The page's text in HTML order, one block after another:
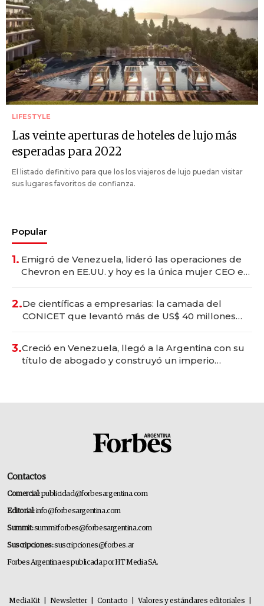
LIFESTYLE
Las veinte aperturas de hoteles de lujo más
esperadas para 2022
El listado definitivo para que los los viajeros de lujo puedan visitar
sus lugares favoritos de confianza.
Popular
1. Emigró de Venezuela, lideró las operaciones de
Chevron en EE.UU. y hoy es la única mujer CEO en
2.De científicas a empresarias: la camada del
CONICET que levantó más de US$ 40 millones
3.Creció en Venezuela, llegó a la Argentina con su
título de abogado y construyó un imperio
Contactos
Comercial:publicidad@forbesargentina.com
Editorial:info@forbesargentina.com
Summit:summitforbes@forbesargentina.com
Suscripciones:suscripciones@forbes.ar
Forbes Argentina es publicada por HT Media SA.
MediaKit Newsletter Contacto Valores y estándares editoriales